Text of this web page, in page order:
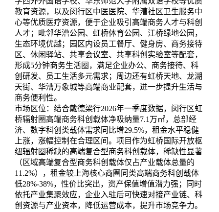
教育资源，以及闵行区中医医院、华漕社区卫生服务中
心等优质医疗资源，便于企业吸引高端商务人才与科创
人才；毗邻华漕公园、虹桥体育公园、江桥绿地公园，
生态环境优越；园区内设员工餐厅、健身房、商务接待
区、休闲驿站、共享会议室、共享科创实验室等配套，
形成5分钟商务生活圈，满足企业办公、商务接待、科
创研发、员工生活多元需求；周边还有虹桥天地、龙湖
天街、华漕万象城等高端商业配套，进一步提升生活与
商务便利性。
市场区位：结合戴德梁行2026年一季度数据，闵行区虹
桥辐射圈高端商务科创载体净吸纳量7.1万㎡，总部经
济、数字科创类载体需求同比增29.5%，租金水平稳健
上涨，涨幅控制在合理区间。项目作为虹桥国际开放枢
纽辐射圈稀缺的高端复合型商务科创载体，稀缺性显著
（区域高端复合型商务科创载体仅占产业载体总量的
11.2%），租金较上海核心商圈同类高端商务科创载体
低28%-38%，性价比突出，资产保值增值潜力强；同时
依托产业集聚效应，企业入驻后可快速对接产业链、科
创资源与产业资本，降低运营成本，提升市场竞争力。